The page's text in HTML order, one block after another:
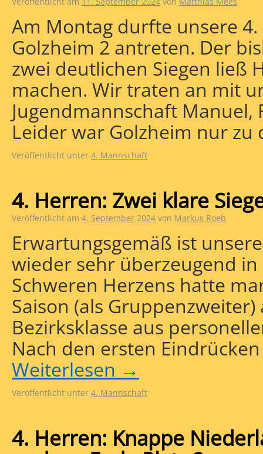
Am Montag durfte unsere
Golzheim 2 antreten. Der
zwei deutlichen Siegen ließ
machen. Wir traten an mit
Jugendmannschaft Manuel,
Leider war Golzheim nur
Veröffentlicht unter 4. Mannschaft
4. Herren: Zwei klare
Veröffentlicht am 4. September 2024 von Markus Roeb
Erwartungsgemäß ist
wieder sehr überzeugend
Schweren Herzens hatte
Saison (als
Bezirksklasse aus
Nach den ersten
Weiterlesen →
Veröffentlicht unter 4. Mannschaft
4. Herren: Knappe